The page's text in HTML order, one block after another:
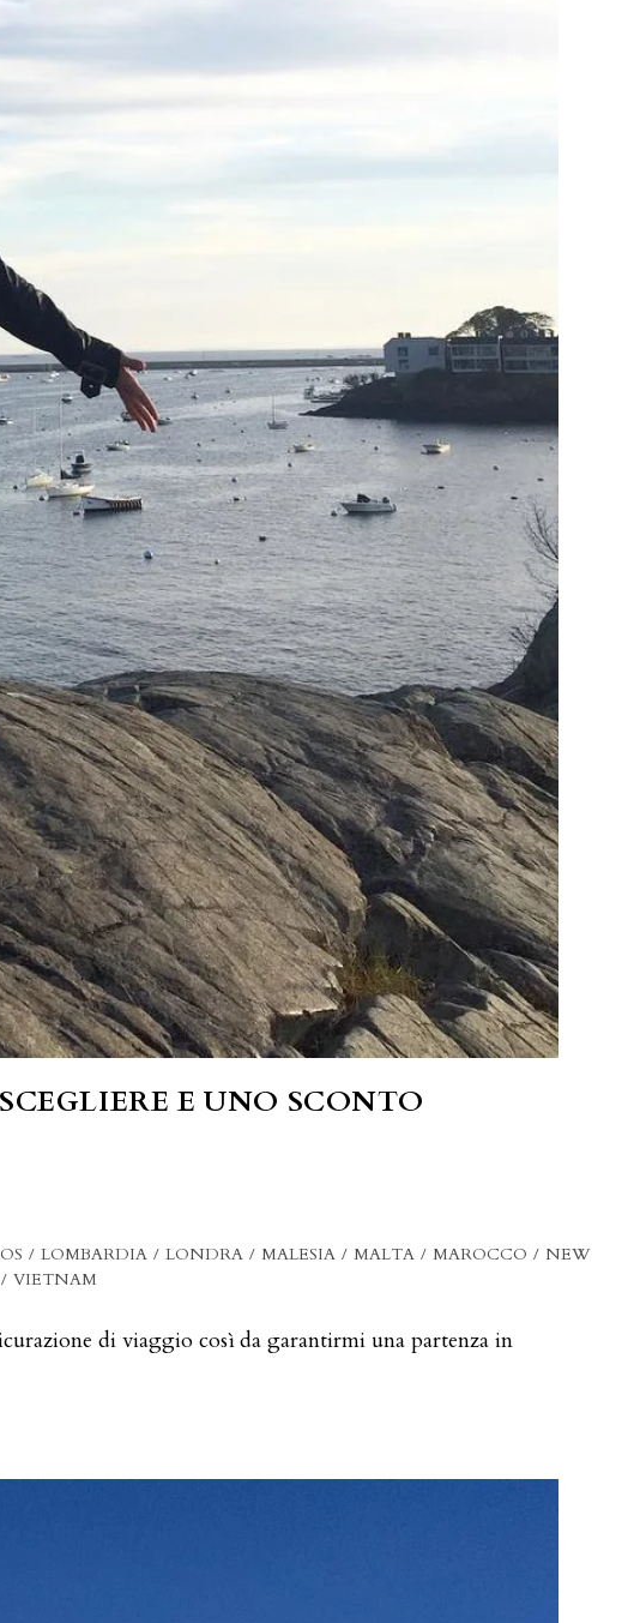
E UNO SCONTO
/ LOMBARDIA / LONDRA / MALESIA / MALTA / MAROCCO / NEW
/ VIETNAM
di viaggio così da garantirmi una partenza in